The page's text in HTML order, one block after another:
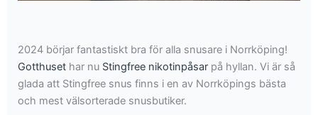
2024 börjar fantastiskt bra för alla snusare i Norrköping!
Gotthusethar nu Stingfree nikotinpåsarpå hyllan. Vi är så
glada att Stingfree snus finns i en av Norrköpings bästa
och mest välsorterade snusbutiker.